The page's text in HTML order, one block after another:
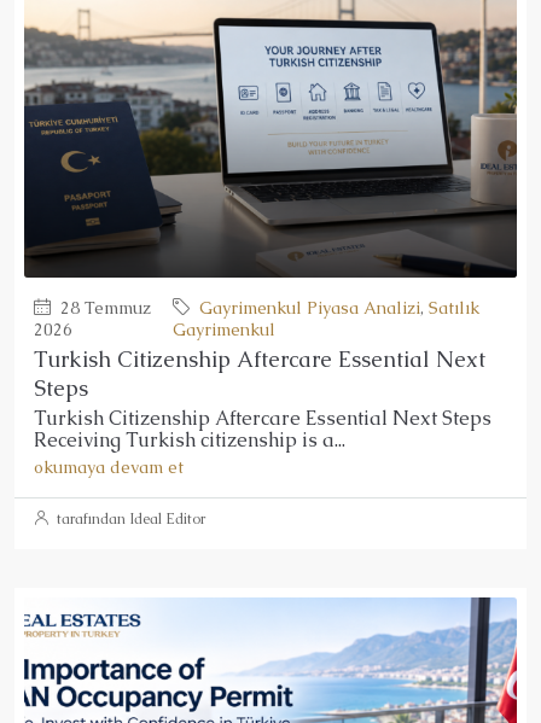
28 Temmuz
2026
Gayrimenkul Piyasa Analizi,Satılık
Gayrimenkul
Turkish Citizenship Aftercare Essential Next
Steps
Turkish Citizenship Aftercare Essential Next Steps
Receiving Turkish citizenship is a...
okumaya devam et
tarafından Ideal Editor